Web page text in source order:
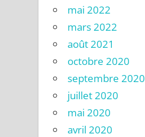
mai 2022
mars 2022
août 2021
octobre 2020
septembre 2020
juillet 2020
mai 2020
avril 2020